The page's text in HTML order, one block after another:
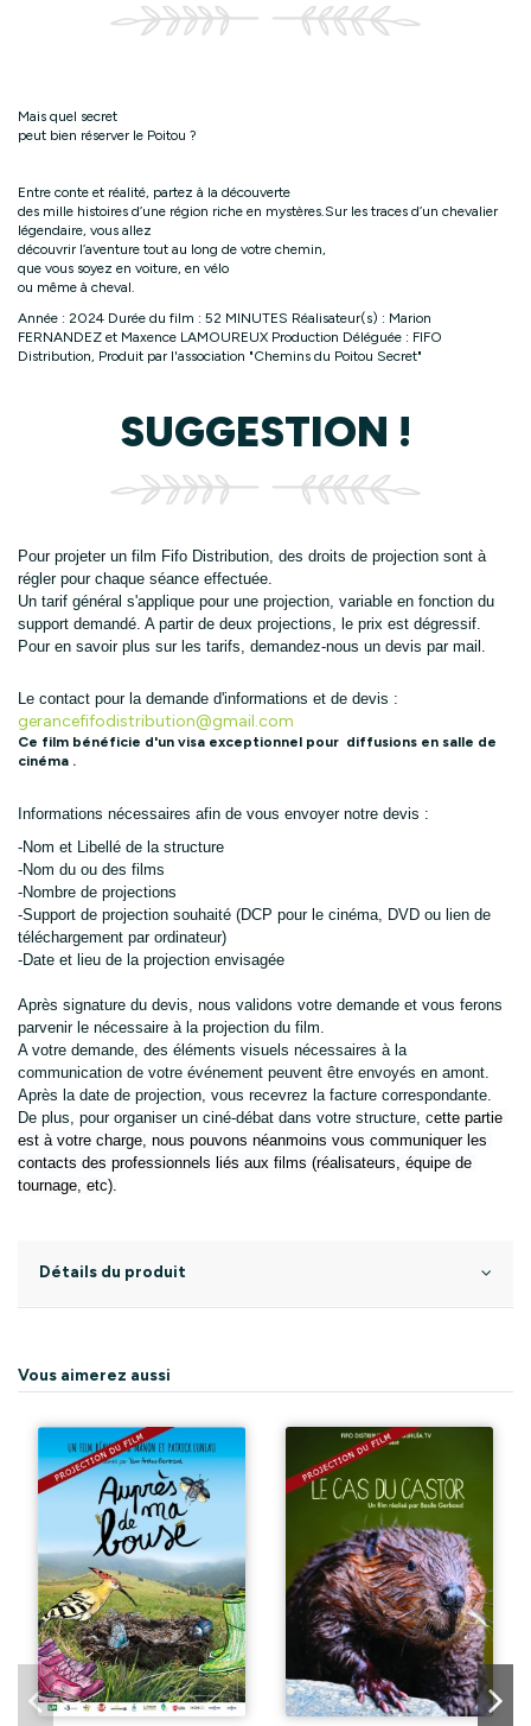
Mais quel secret
peut bien réserver le Poitou ?
Entre conte et réalité, partez à la découverte
des mille histoires d’une région riche en mystères.Sur les traces d’un chevalier
légendaire, vous allez
découvrir l’aventure tout au long de votre chemin,
que vous soyez en voiture, en vélo
ou même à cheval.
Année : 2024 Durée du film : 52 MINUTES Réalisateur(s) : Marion
FERNANDEZ et Maxence LAMOUREUX Production Déléguée : FIFO
Distribution, Produit par l'association "Chemins du Poitou Secret"
SUGGESTION !
Pour projeter un film Fifo Distribution, des droits de projection sont à
régler pour chaque séance effectuée.
Un tarif général s'applique pour une projection, variable en fonction du
support demandé. A partir de deux projections, le prix est dégressif.
Pour en savoir plus sur les tarifs, demandez-nous un devis par mail.
gerancefifodistribution@gmail.com
Ce film bénéficie d'un visa exceptionnel pour diffusions en salle de
cinéma .
Informations nécessaires afin de vous envoyer notre devis :
-Nom et Libellé de la structure
-Nom du ou des films
-Nombre de projections
-Support de projection souhaité (DCP pour le cinéma, DVD ou lien de
téléchargement par ordinateur)
-Date et lieu de la projection envisagée
Après signature du devis, nous validons votre demande et vous ferons
parvenir le nécessaire à la projection du film.
A votre demande, des éléments visuels nécessaires à la
Après la date de projection, vous recevrez la facture correspondante.
De plus, pour organiser un ciné-débat dans votre structure, cette partie
est à votre charge, nous pouvons néanmoins vous communiquer les
contacts des professionnels liés aux films (réalisateurs, équipe de
tournage, etc).
Détails du produit
Vous aimerez aussi